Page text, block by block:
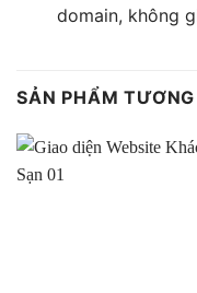
domain, không
SẢN PHẨM